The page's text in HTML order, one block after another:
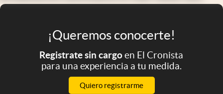
¡Queremos conocerte!
Registrate sin cargoen El Cronista
para una experiencia a tu medida.
Quiero registrarme